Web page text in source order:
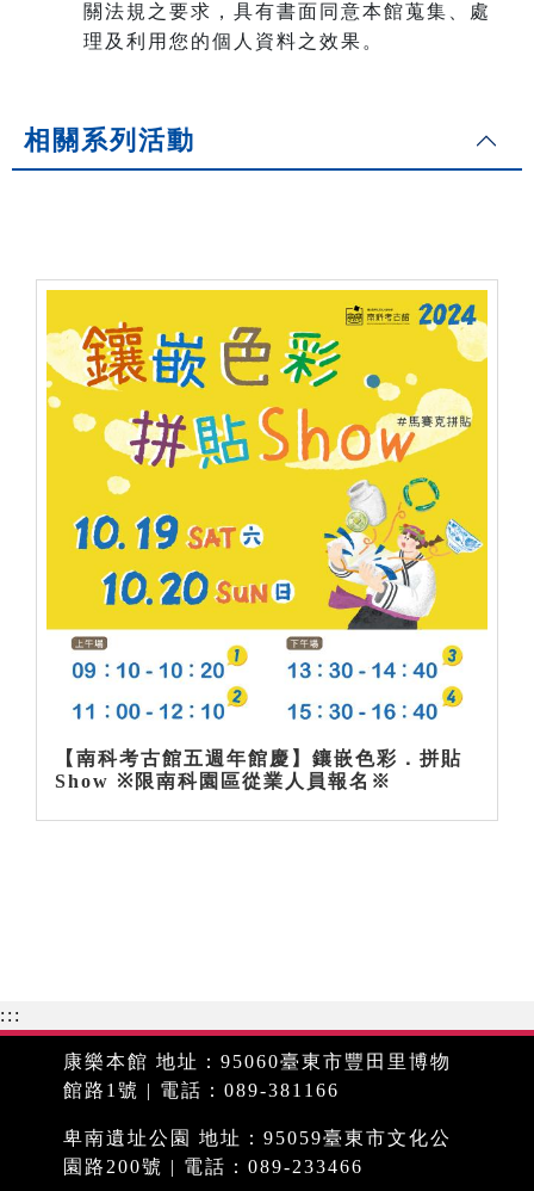
關法規之要求，具有書面同意本館蒐集、處
理及利用您的個人資料之效果。
相關系列活動
【南科考古館五週年館慶】鑲嵌色彩．拼貼
Show ※限南科園區從業人員報名※
:::
康樂本館 地址：95060臺東市豐田里博物
館路1號 | 電話：089-381166
卑南遺址公園 地址：95059臺東市文化公
園路200號 | 電話：089-233466